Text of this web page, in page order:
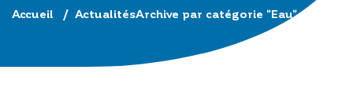
Accueil / ActualitésArchive par catégorie "Eau"